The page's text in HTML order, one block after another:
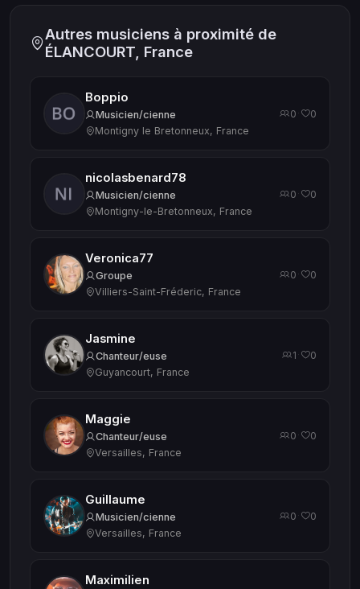
Autres musiciens à proximité de
ÉLANCOURT, France
Boppio
Musicien/cienne
Montigny le Bretonneux, France
0 · 0
nicolasbenard78
Musicien/cienne
Montigny-le-Bretonneux, France
0 · 0
Veronica77
Groupe
Villiers-Saint-Fréderic, France
0 · 0
Jasmine
Chanteur/euse
Guyancourt, France
1 · 0
Maggie
Chanteur/euse
Versailles, France
0 · 0
Guillaume
Musicien/cienne
Versailles, France
0 · 0
Maximilien